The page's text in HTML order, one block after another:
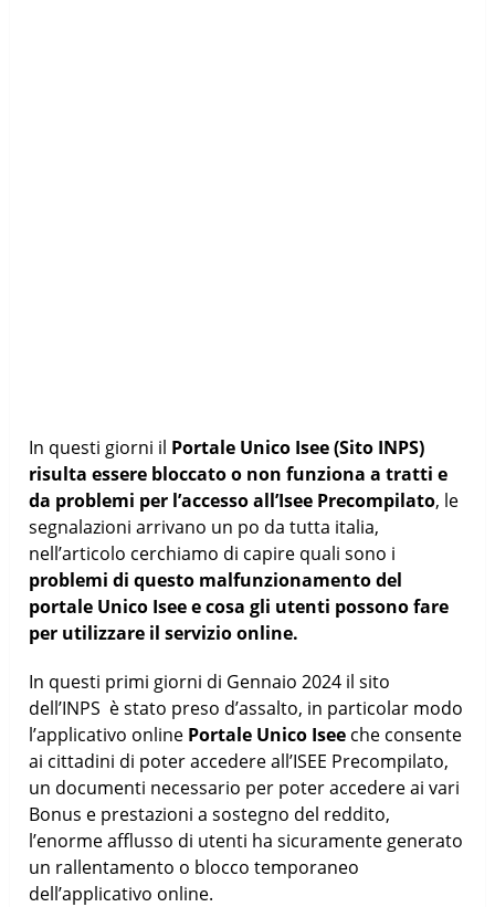
In questi giorni il Portale Unico Isee(Sito INPS)
risulta essere bloccato o non funziona a tratti e
da problemi per l’accesso all’Isee Precompilato, le
segnalazioni arrivano un po da tutta italia,
nell’articolo cerchiamo di capire quali sono i
problemi di questo malfunzionamento del
portale Unico Isee e cosa gli utenti possono fare
per utilizzare il servizio online.
In questi primi giorni di Gennaio 2024 il sito
dell’INPS è stato preso d’assalto, in particolar modo
l’applicativo online Portale Unico Isee che consente
ai cittadini di poter accedere all’ISEE Precompilato,
un documenti necessario per poter accedere ai vari
Bonus e prestazioni a sostegno del reddito,
l’enorme afflusso di utenti ha sicuramente generato
un rallentamento o blocco temporaneo
dell’applicativo online.